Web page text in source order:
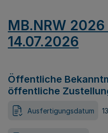
MB.NRW 2026
14.07.2026
Öffentliche
öffentliche
Ausfertigungsdatum